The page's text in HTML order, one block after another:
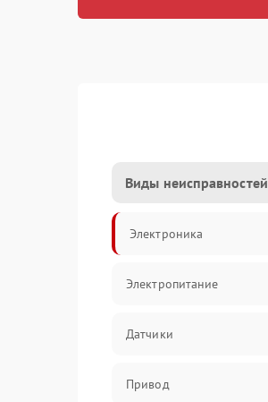
Виды неисправностей
Электроника
Электропитание
Датчики
Привод